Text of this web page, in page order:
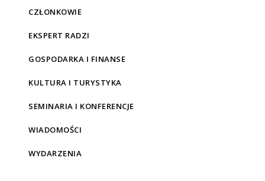
CZŁONKOWIE
EKSPERT RADZI
GOSPODARKA I FINANSE
KULTURA I TURYSTYKA
SEMINARIA I KONFERENCJE
WIADOMOŚCI
WYDARZENIA